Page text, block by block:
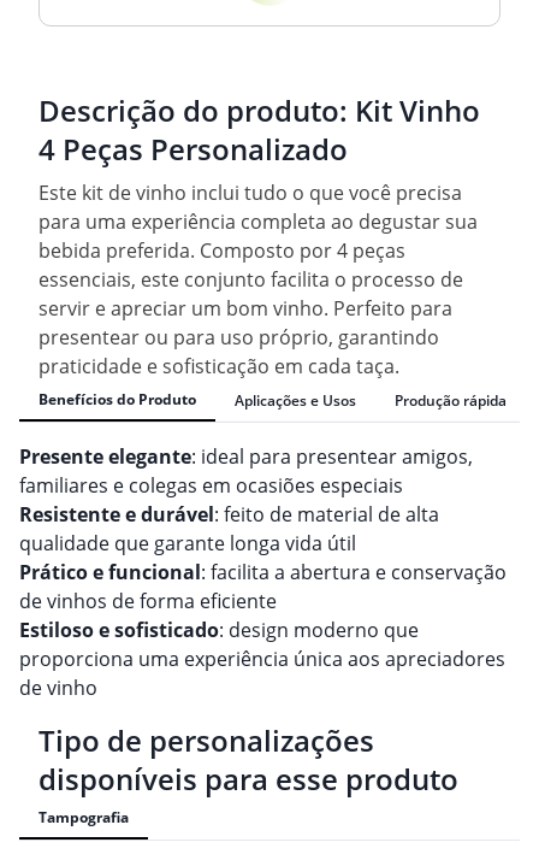
Descrição do produto: Kit Vinho
4 Peças Personalizado
Este kit de vinho inclui tudo o que você precisa
para uma experiência completa ao degustar sua
bebida preferida. Composto por 4 peças
essenciais, este conjunto facilita o processo de
servir e apreciar um bom vinho. Perfeito para
presentear ou para uso próprio, garantindo
praticidade e sofisticação em cada taça.
Benefícios do Produto Aplicações e Usos Produção rápida
Presente elegante: ideal para presentear amigos,
familiares e colegas em ocasiões especiais
Resistente e durável: feito de material de alta
qualidade que garante longa vida útil
Prático e funcional: facilita a abertura e conservação
de vinhos de forma eficiente
Estiloso e sofisticado: design moderno que
proporciona uma experiência única aos apreciadores
de vinho
Tipo de personalizações
disponíveis para esse produto
Tampografia